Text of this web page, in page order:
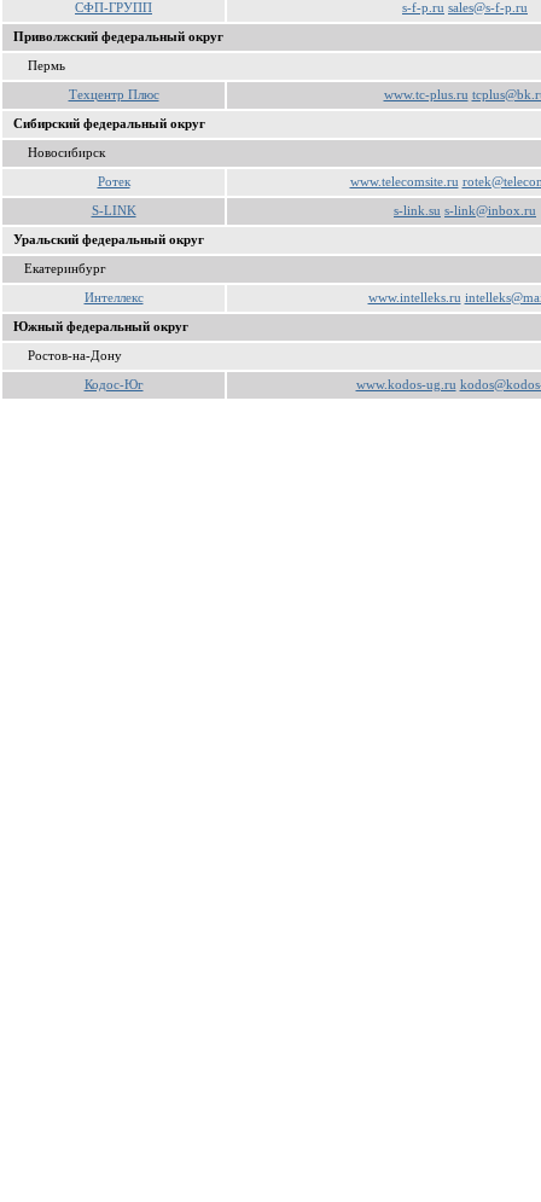
СФП-ГРУПП s-f-p.ru sales@s-f-p.ru
Приволжский федеральный округ
Пермь
Техцентр Плюс www.tc-plus.ru
Сибирский федеральный округ
Новосибирск
Ротек www.telecomsite.ru
S-LINK s-link.su s-link@inbox.ru
Уральский федеральный округ
Екатеринбург
Интеллекс www.intelleks.ru
Южный федеральный округ
Ростов-на-Дону
Кодос-Юг www.kodos-ug.ru